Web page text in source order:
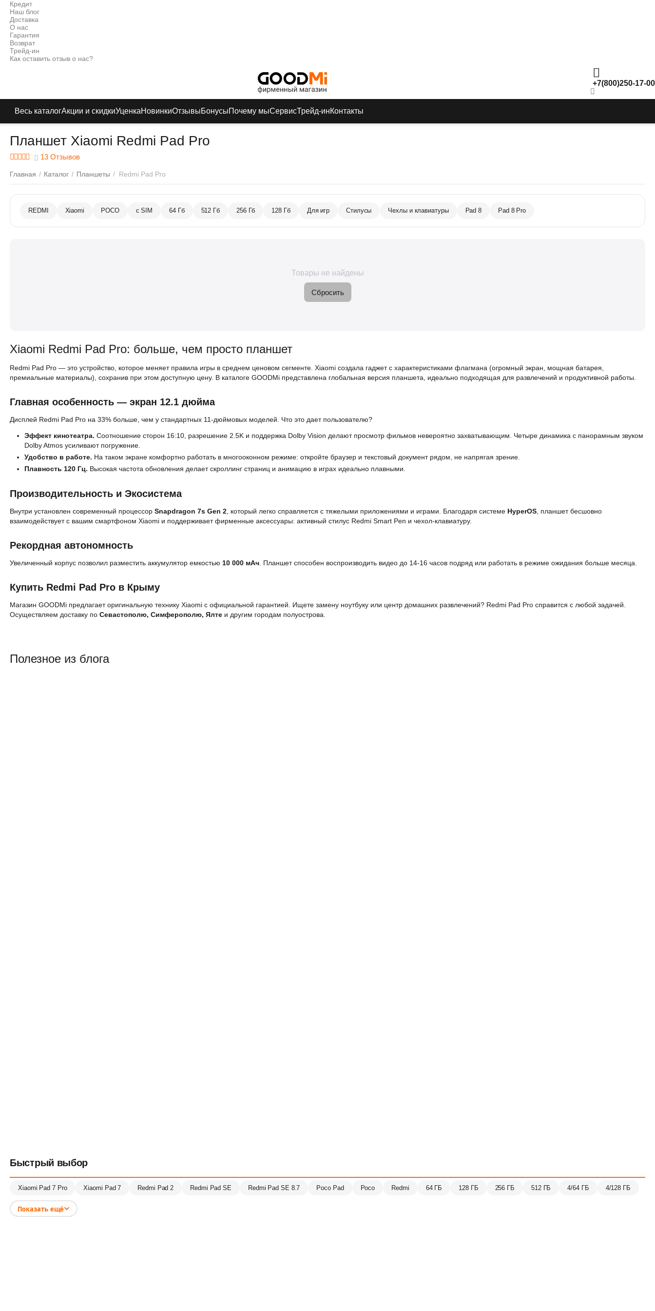
Кредит
Наш блог
Доставка
О нас
Гарантия
Возврат
Трейд-ин
Как оставить отзыв о нас?
+7(800)250-17-00
Весь каталогАкции и скидкиУценкаНовинкиОтзывыБонусыПочему мыСервисТрейд-инКонтакты
Планшет Xiaomi Redmi Pad Pro
13 Отзывов
Главная / Каталог / Планшеты / Redmi Pad Pro
REDMI Xiaomi POCO с SIM 64 Гб 512 Гб 256 Гб 128 Гб Для игр Стилусы Чехлы и клавиатуры Pad 8 Pad 8 Pro
Товары не найдены
Сбросить
Xiaomi Redmi Pad Pro: больше, чем просто планшет
Redmi Pad Pro — это устройство, которое меняет правила игры в среднем ценовом сегменте. Xiaomi создала гаджет с характеристиками флагмана (огромный экран, мощная батарея,
премиальные материалы), сохранив при этом доступную цену. В каталоге GOODMi представлена глобальная версия планшета, идеально подходящая для развлечений и продуктивной работы.
Главная особенность — экран 12.1 дюйма
Дисплей Redmi Pad Pro на 33% больше, чем у стандартных 11-дюймовых моделей. Что это дает пользователю?
Эффект кинотеатра. Соотношение сторон 16:10, разрешение 2.5K и поддержка Dolby Vision делают просмотр фильмов невероятно захватывающим. Четыре динамика с панорамным звуком
Dolby Atmos усиливают погружение.
Удобство в работе. На таком экране комфортно работать в многооконном режиме: откройте браузер и текстовый документ рядом, не напрягая зрение.
Плавность 120 Гц. Высокая частота обновления делает скроллинг страниц и анимацию в играх идеально плавными.
Производительность и Экосистема
Внутри установлен современный процессор Snapdragon 7s Gen 2 , который легко справляется с тяжелыми приложениями и играми. Благодаря системе HyperOS , планшет бесшовно
взаимодействует с вашим смартфоном Xiaomi и поддерживает фирменные аксессуары: активный стилус Redmi Smart Pen и чехол-клавиатуру.
Рекордная автономность
Увеличенный корпус позволил разместить аккумулятор емкостью 10 000 мАч . Планшет способен воспроизводить видео до 14-16 часов подряд или работать в режиме ожидания больше месяца.
Купить Redmi Pad Pro в Крыму
Магазин GOODMi предлагает оригинальную технику Xiaomi с официальной гарантией. Ищете замену ноутбуку или центр домашних развлечений? Redmi Pad Pro справится с любой задачей.
Осуществляем доставку по Севастополю, Симферополю, Ялте и другим городам полуострова.
Полезное из блога
Быстрый выбор
Xiaomi Pad 7 Pro Xiaomi Pad 7 Redmi Pad 2 Redmi Pad SE Redmi Pad SE 8.7 Poco Pad Poco Redmi 64 ГБ 128 ГБ 256 ГБ 512 ГБ 4/64 ГБ 4/128 ГБ
Показать ещё